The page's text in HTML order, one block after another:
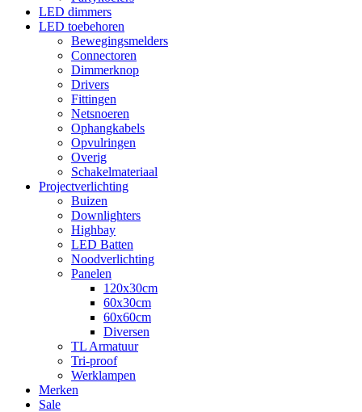
LED dimmers
LED toebehoren
Bewegingsmelders
Connectoren
Dimmerknop
Drivers
Fittingen
Netsnoeren
Ophangkabels
Opvulringen
Overig
Schakelmateriaal
Projectverlichting
Buizen
Downlighters
Highbay
LED Batten
Noodverlichting
Panelen
120x30cm
60x30cm
60x60cm
Diversen
TL Armatuur
Tri-proof
Werklampen
Merken
Sale